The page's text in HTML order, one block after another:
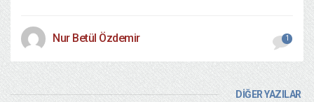
Nur Betül Özdemir 1
DİĞER YAZILAR